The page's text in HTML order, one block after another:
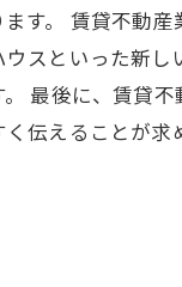
す。 賃貸不動
スといった新
最後に、賃貸
伝えることが求